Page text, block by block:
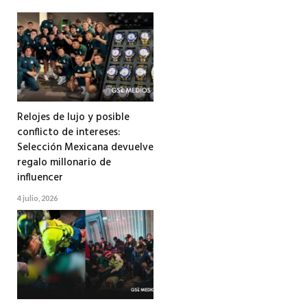
Relojes de lujo y posible
conflicto de intereses:
Selección Mexicana devuelve
regalo millonario de
influencer
4 julio, 2026